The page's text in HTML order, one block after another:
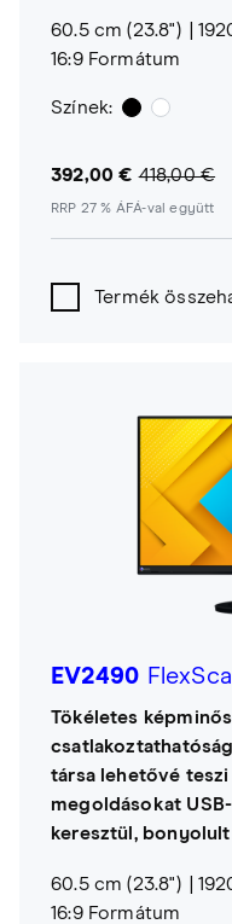
60.5 cm (23.8")
16:9 Formátum
Színek:
392,00 € 418,00 €
RRP 27 % ÁFÁ-val együtt
Termék
EV2490
Tökéletes
társa lehetővé
megoldásokat
keresztül,
60.5 cm (23.8")
16:9 Formátum